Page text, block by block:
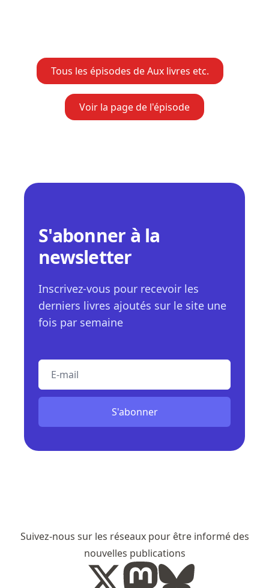
Tous les épisodes de Aux livres etc.
Voir la page de l'épisode
S'abonner à la
newsletter
Inscrivez-vous pour recevoir les
derniers livres ajoutés sur le site une
fois par semaine
S'abonner
Suivez-nous sur les réseaux pour être informé des
nouvelles publications